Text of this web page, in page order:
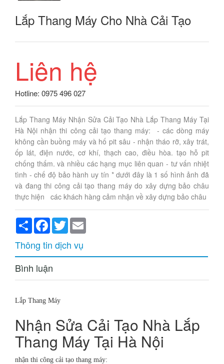
Lắp Thang Máy Cho Nhà Cải Tạo
Liên hệ
Hotline: 0975 496 027
Lắp Thang Máy Nhận Sửa Cải Tạo Nhà Lắp Thang Máy Tại
Hà Nội nhận thi công cải tạo thang máy: - các dòng máy
không cần buồng máy và hố pit sâu - nhận tháo rỡ, xây trát,
ốp lát, điện nước, cơ khí, thạch cao, điều hòa. tạo hỗ pit
chống thấm. và nhiều các hạng mục liên quan - tư vấn nhiệt
tình - chế độ bảo hành uy tín * dưới đây là 1 số hình ảnh đã
và đang thi công cải tạo thang máy do xây dựng bảo châu
thực hiện các khách hàng cảm nhận về xây dựng bảo châu
ShareFacebook
Twitter
Thông tin dịch vụ
Bình luận
Lắp Thang Máy
Nhận Sửa Cải Tạo Nhà Lắp
Thang Máy Tại Hà Nội
nhận thi công cải tạo thang máy: